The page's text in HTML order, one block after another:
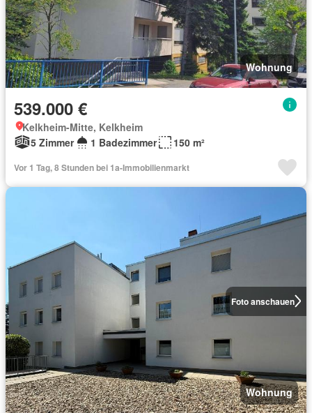
Wohnung
539.000 €
Kelkheim-Mitte, Kelkheim
5 Zimmer
1 Badezimmer 150 m²
Vor 1 Tag, 8 Stunden bei 1a-Immobilienmarkt
Foto anschauen
Wohnung